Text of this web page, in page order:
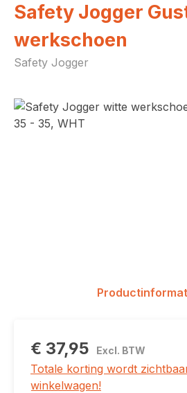
Safety Jogger
werkschoen
Safety Jogger
Afbeeldingengalerij overslaan
€ 37,95 Excl. BTW
Totale korting wordt
winkelwagen!